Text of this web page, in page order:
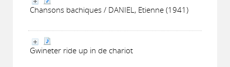
Chansons bachiques / DANIEL, Etienne (1941)
Gwineter ride up in de chariot